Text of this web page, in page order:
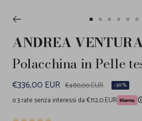
Vai
alla
slide
Vai
alla
slide
2
Vai
alla
slide
Vai
alla
slide
4
Vai
alla
slide
Vai
alla
ANDREA
Polacchina in Pelle
Prezzo
di
€336,00 EUR Prezzo
regolare
€480,00 EUR -30%
o 3 rate senza interessi da €112,0 EUR